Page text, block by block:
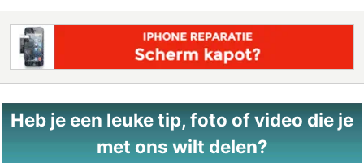
Heb je een leuke tip, foto of video die je
met ons wilt delen?